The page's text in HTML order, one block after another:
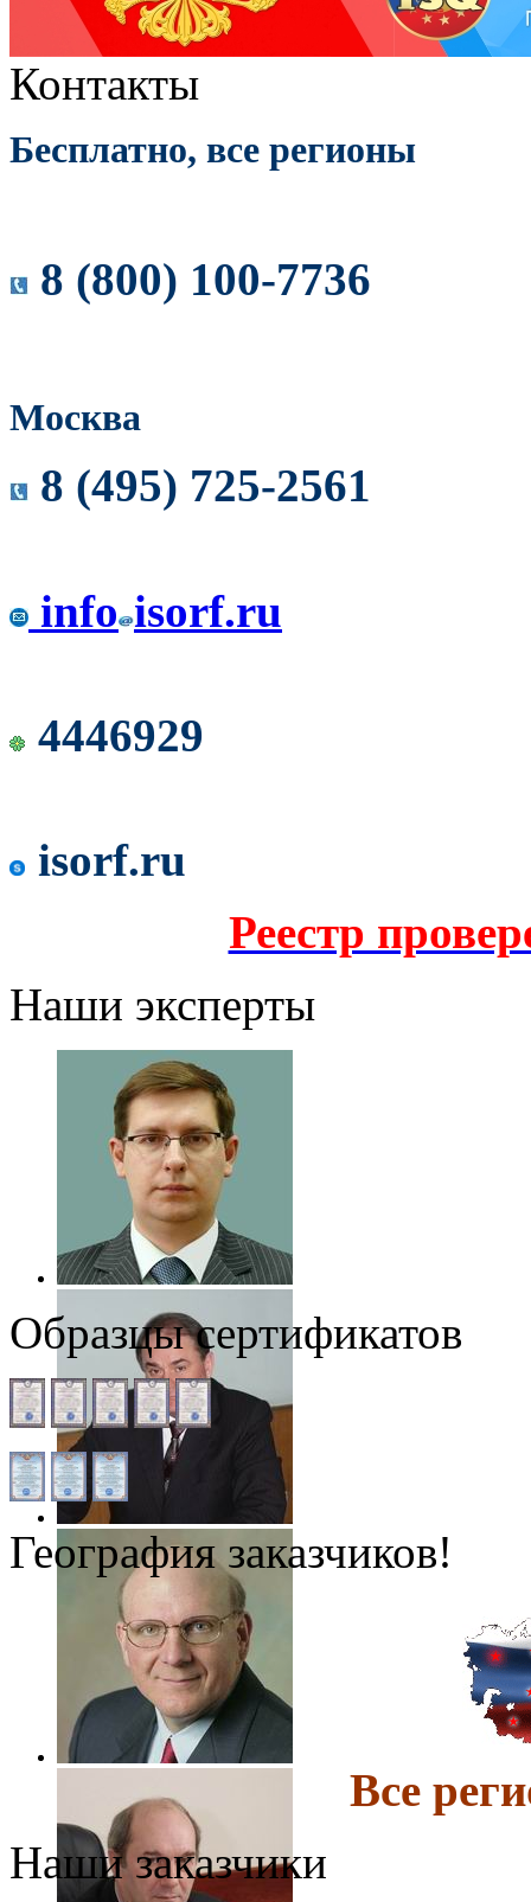
Контакты
Бесплатно, все регионы
8 (800) 100-7736
Москва
8 (495) 725-2561
info isorf.ru
4446929
isorf.ru
Реестр
Наши эксперты
Образцы сертификатов
География заказчиков!
Все
Наши заказчики